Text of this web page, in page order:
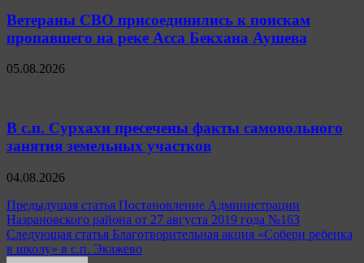
Ветераны СВО присоединились к поискам
пропавшего на реке Асса Бекхана Аушева
05.08.2026
В с.п. Сурхахи пресечены факты самовольного
занятия земельных участков
04.08.2026
Навигация
по
записям
Предыдущая статья Постановление Администрации
Назрановского района от 27 августа 2019 года №163
Следующая статья Благотворительная акция «Собери ребенка
в школу» в с.п. Экажево